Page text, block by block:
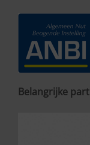
Belangrijke